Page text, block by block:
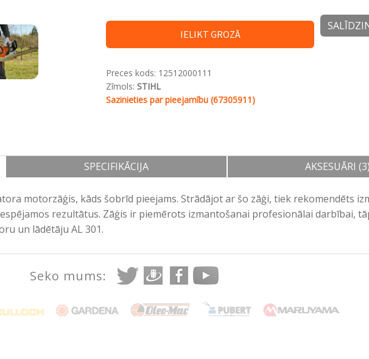
IELIKT GROZĀ
Preces kods: 12512000111
Zīmols: STIHL
Sazinieties par pieejamību (67305911)
SPECIFIKĀCIJA AKSESUĀRI (3)
motorzāģis, kāds šobrīd pieejams. Strādājot ar šo zāģi, tiek rekomendēts
rezultātus. Zāģis ir piemērots izmantošanai profesionālai darbībai,
un lādētāju AL 301.
Seko mums: